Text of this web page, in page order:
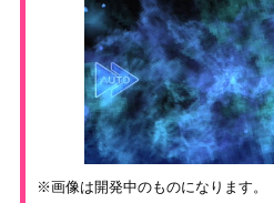
※画像は開発中のものになります。